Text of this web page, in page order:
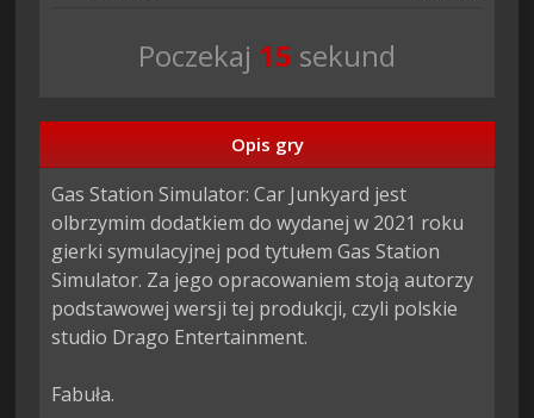
Poczekaj 14 sekund
Opis gry
Gas Station Simulator: Car Junkyard jest
olbrzymim dodatkiem do wydanej w 2021 roku
gierki symulacyjnej pod tytułem Gas Station
Simulator. Za jego opracowaniem stoją autorzy
podstawowej wersji tej produkcji, czyli polskie
studio Drago Entertainment.
Fabuła.